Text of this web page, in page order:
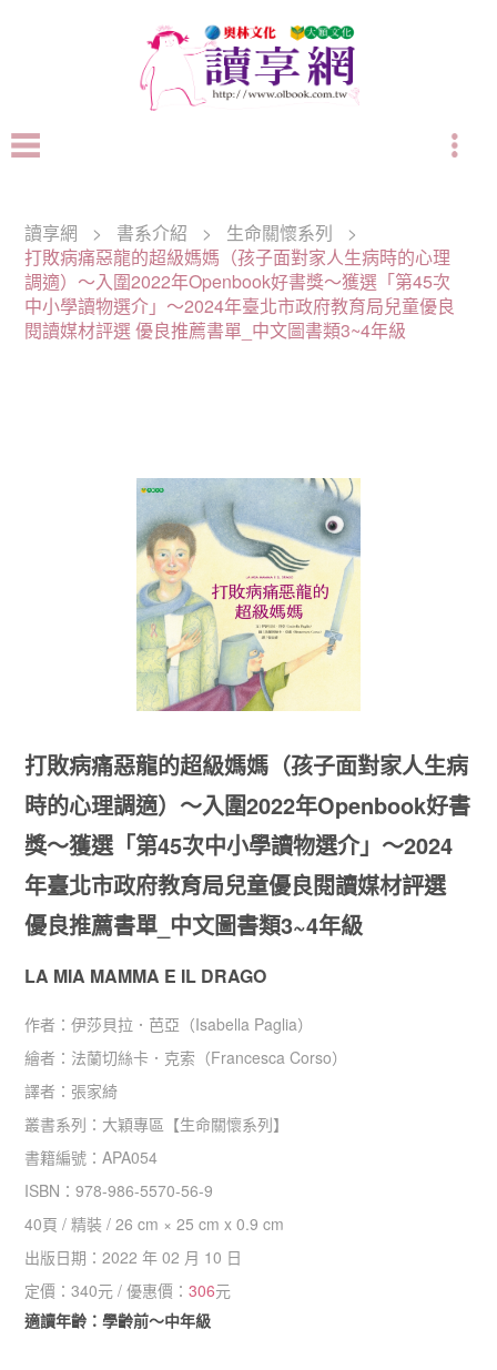
讀享網 > 書系介紹 > 生命關懷系列
>
打敗病痛惡龍的超級媽媽（孩子面對家人生病時的心理
調適）～入圍2022年Openbook好書獎～獲選「第45次
中小學讀物選介」～2024年臺北市政府教育局兒童優良
閱讀媒材評選 優良推薦書單_中文圖書類3~4年級
打敗病痛惡龍的超級媽媽（孩子面對家人生病
時的心理調適）～入圍2022年Openbook好書
獎～獲選「第45次中小學讀物選介」～2024
年臺北市政府教育局兒童優良閱讀媒材評選
優良推薦書單_中文圖書類3~4年級
LA MIA MAMMA E IL DRAGO
作者：伊莎貝拉．芭亞（Isabella Paglia）
繪者： 法蘭切絲卡．克索（Francesca Corso）
譯者： 張家綺
叢書系列： 大穎專區 【生命關懷系列】
書籍編號：APA054
ISBN：978-986-5570-56-9
40頁 /精裝 /26 cm × 25 cm x 0.9 cm
出版日期：2022 年 02 月 10 日
定價：340元 / 優惠價：306元
適讀年齡：學齡前～中年級